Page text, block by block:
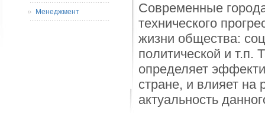
Современные
технического
жизни общества:
политической и т.п.
определяет
стране, и влияет на
актуальность
Менеджмент